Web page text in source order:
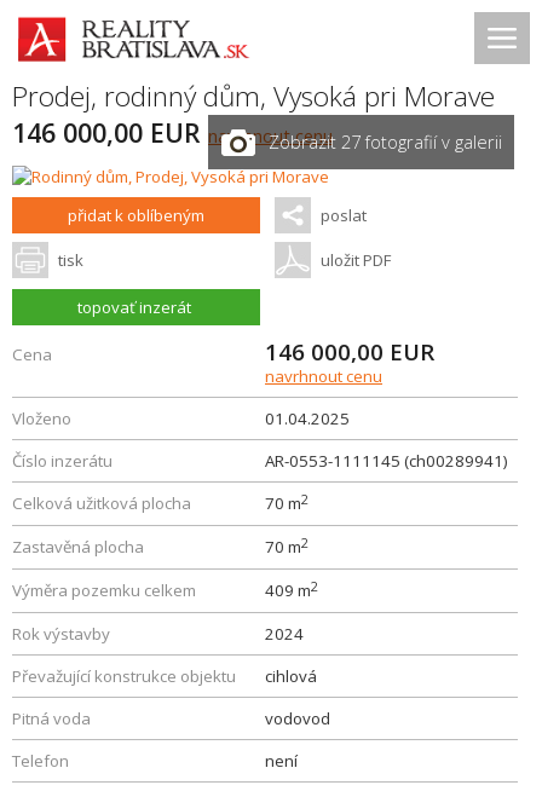
Prodej, rodinný dům, Vysoká pri Morave
146 000,00 EUR navrhnout cenuZobrazit 27 fotografií v galerii
přidat k oblíbeným poslat
tisk uložit PDF
topovať inzerát
Cena 146 000,00 EUR
navrhnout cenu
Vloženo
01.04.2025
Číslo inzerátu
AR-0553-1111145 (ch00289941)
Celková užitková plocha
70 m2
Zastavěná plocha 70 m2
Výměra pozemku celkem 409 m2
Rok výstavby
2024
Převažující konstrukce objektu
cihlová
Pitná voda
vodovod
Telefon
není